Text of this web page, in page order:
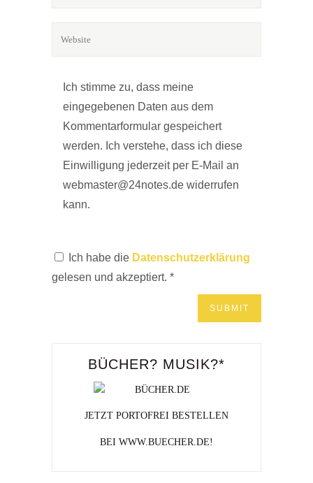
Ich stimme zu, dass meine
eingegebenen Daten aus dem
Kommentarformular gespeichert
werden. Ich verstehe, dass ich diese
Einwilligung jederzeit per E-Mail an
webmaster@24notes.de widerrufen
kann.
Ich habe die Datenschutzerklärung
gelesen und akzeptiert. *
BÜCHER? MUSIK?*
JETZT PORTOFREI BESTELLEN
BEI WWW.BUECHER.DE!